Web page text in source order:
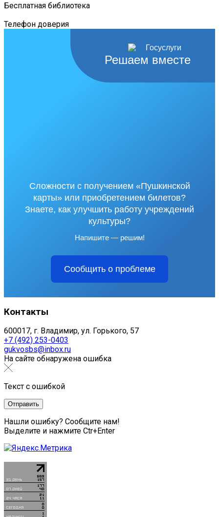
Бесплатная библиотека
Телефон доверия
Решаем вместе
Сложности с получением «Пушкинской
карты» или приобретением билетов?
Знаете, как улучшить работу учреждений
культуры?
Напишите — решим!
Сообщить о проблеме
Контакты
600017, г. Владимир, ул. Горького, 57
+7 (492) 253-0403
gukvosbs@inbox.ru
На сайте обнаружена ошибка
Текст с ошибкой
Нашли ошибку? Сообщите нам!
Выделите и нажмите Ctr+Enter